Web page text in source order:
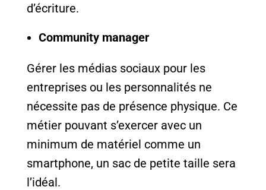
d’écriture.
Community manager
Gérer les médias sociaux pour les
entreprises ou les personnalités ne
nécessite pas de présence physique. Ce
métier pouvant s’exercer avec un
minimum de matériel comme un
smartphone, un sac de petite taille sera
l’idéal.